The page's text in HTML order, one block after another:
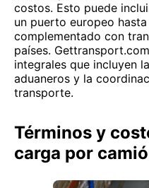
costos. Esto puede
un puerto europeo
complementado con
países.
integrales que incluyen
aduaneros y la
transporte.
Términos y
carga por